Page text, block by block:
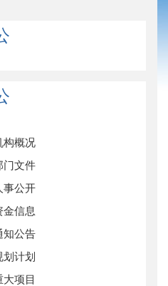
构概况
门文件
事公开
金信息
知公告
划计划
大项目